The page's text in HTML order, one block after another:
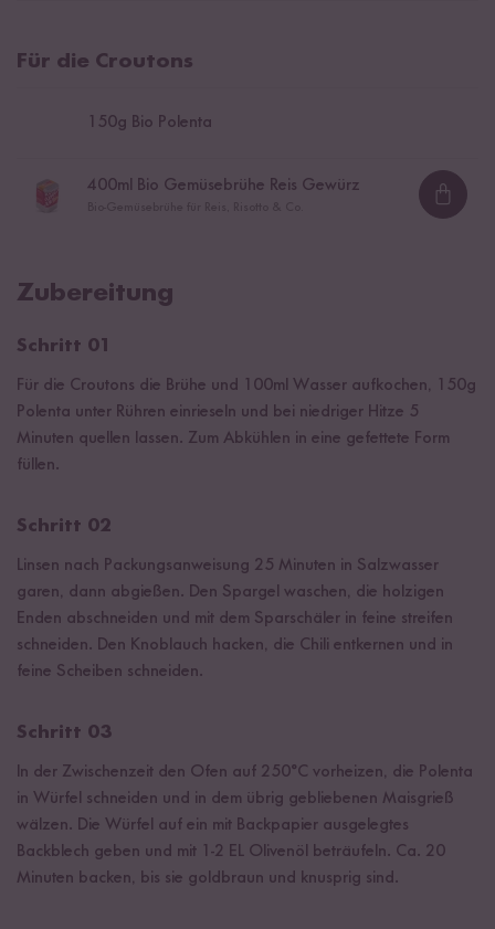
Für die Croutons
150g Bio Polenta
400ml Bio Gemüsebrühe Reis Gewürz
Zubereitung
Schritt 01
Für die Croutons die Brühe und 100ml Wasser aufkochen, 150g
Polenta unter Rühren einrieseln und bei niedriger Hitze 5
Minuten quellen lassen. Zum Abkühlen in eine gefettete Form
füllen.
Schritt 02
Linsen nach Packungsanweisung 25 Minuten in Salzwasser
garen, dann abgießen. Den Spargel waschen, die holzigen
Enden abschneiden und mit dem Sparschäler in feine streifen
schneiden. Den Knoblauch hacken, die Chili entkernen und in
feine Scheiben schneiden.
Schritt 03
In der Zwischenzeit den Ofen auf 250°C vorheizen, die Polenta
in Würfel schneiden und in dem übrig gebliebenen Maisgrieß
wälzen. Die Würfel auf ein mit Backpapier ausgelegtes
Backblech geben und mit 1-2 EL Olivenöl beträufeln. Ca. 20
Minuten backen, bis sie goldbraun und knusprig sind.